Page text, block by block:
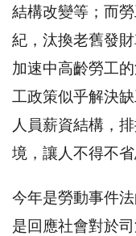
結構改變等；而
紀，汰換老舊發
加速中高齡勞工
工政策似乎解決
人員薪資結構，
境，讓人不得不省
今年是勞動事件
是回應社會對於